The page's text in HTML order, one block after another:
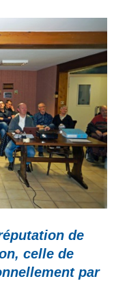
de
celle de
par